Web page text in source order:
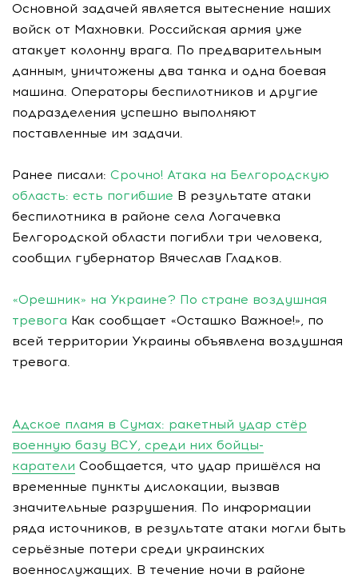
Основной задачей является вытеснение наших
войск от Махновки. Российская армия уже
атакует колонну врага. По предварительным
данным, уничтожены два танка и одна боевая
машина. Операторы беспилотников и другие
подразделения успешно выполняют
поставленные им задачи.
Ранее писали: Срочно! Атака на Белгородскую
область: есть погибшие В результате атаки
беспилотника в районе села Логачевка
Белгородской области погибли три человека,
сообщил губернатор Вячеслав Гладков.
«Орешник» на Украине? По стране воздушная
тревога Как сообщает «Осташко Важное!», по
всей территории Украины объявлена воздушная
тревога.
Адское пламя в Сумах: ракетный удар стёр
военную базу ВСУ, среди них бойцы-
каратели Сообщается, что удар пришёлся на
временные пункты дислокации, вызвав
значительные разрушения. По информации
ряда источников, в результате атаки могли быть
серьёзные потери среди украинских
военнослужащих. В течение ночи в районе